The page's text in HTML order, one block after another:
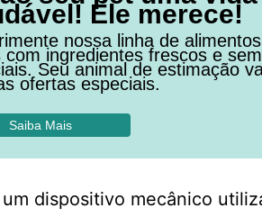
Ele merece!
nossa linha de
com ingredientes frescos e
Seu animal de estimação
ofertas especiais.
Saiba Mais
dispositivo mecânico